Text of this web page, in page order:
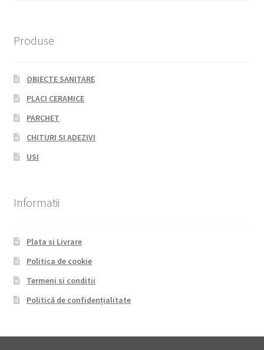
Produse
OBIECTE SANITARE
PLACI CERAMICE
PARCHET
CHITURI SI ADEZIVI
USI
Informatii
Plata si Livrare
Politica de cookie
Termeni si conditii
Politică de confidențialitate